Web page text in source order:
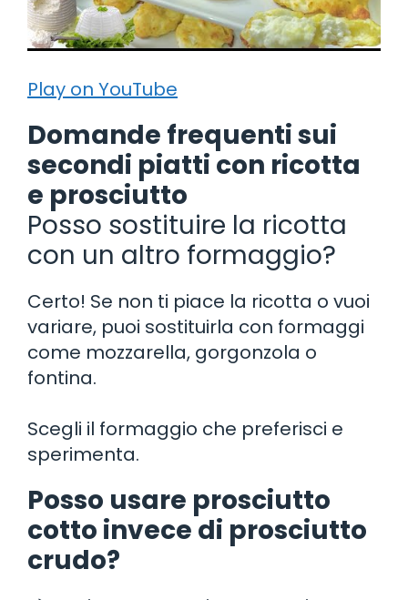
Play on YouTube
Domande frequenti sui
secondi piatti con ricotta
e prosciutto
Posso sostituire la ricotta
con un altro formaggio?
Certo! Se non ti piace la ricotta o vuoi
variare, puoi sostituirla con formaggi
come mozzarella, gorgonzola o
fontina.
Scegli il formaggio che preferisci e
sperimenta.
Posso usare prosciutto
cotto invece di prosciutto
crudo?